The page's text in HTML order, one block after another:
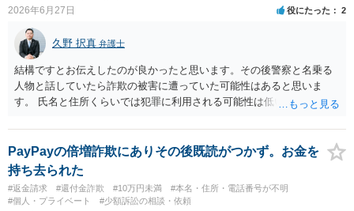
2026年6月27日 役にたった 2
久野 択真 弁護士
結構ですとお伝えしたのが良かったと思います。その後警察と名乗る
人物と話していたら詐欺の被害に遭っていた可能性はあると思いま
す。 氏名と住所くらいでは犯罪に利用される可能性は低いと思います
来事を伝えておくのが良いと思います。 ご参考までに。
PayPayの倍増詐欺にありその後既読がつかず。お金を
持ち去られた
#返金請求 #還付金詐欺 #10万円未満
#本名・住所・電話番号が不明
#個人・プライベート
#少額訴訟の相談・依頼